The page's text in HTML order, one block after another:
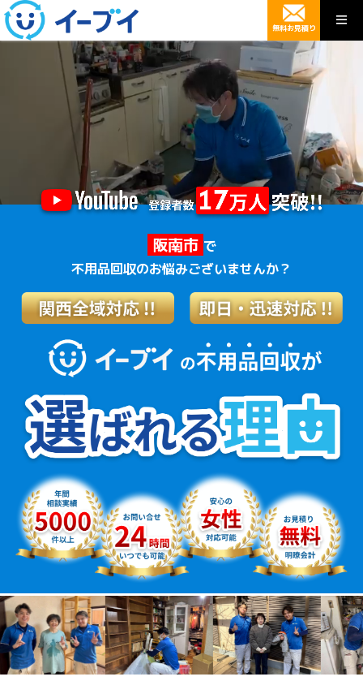
無料お見積り
阪南市 で
不用品回収のお悩みございませんか？